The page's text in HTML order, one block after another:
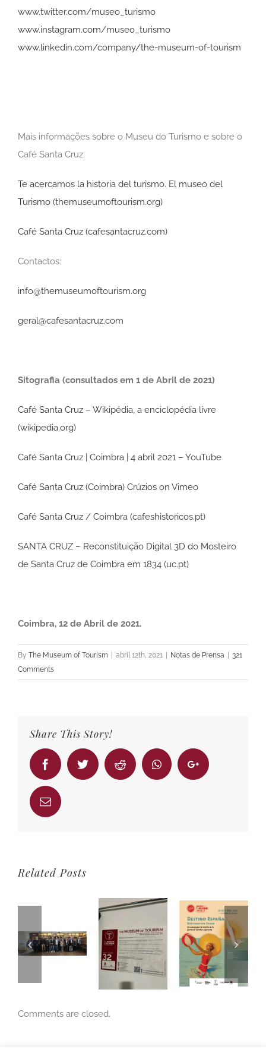
www.twitter.com/museo_turismo
www.instagram.com/museo_turismo
www.linkedin.com/company/the-museum-of-tourism
Mais informações sobre o Museu do Turismo e sobre o
Café Santa Cruz:
Te acercamos la historia del turismo. El museo del
Turismo (themuseumoftourism.org)
Café Santa Cruz (cafesantacruz.com)
Contactos:
info@themuseumoftourism.org
geral@cafesantacruz.com
Sitografia (consultados em 1 de Abril de 2021)
Café Santa Cruz – Wikipédia, a enciclopédia livre
(wikipedia.org)
Café Santa Cruz | Coimbra | 4 abril 2021 – YouTube
Café Santa Cruz (Coimbra) Crúzios on Vimeo
Café Santa Cruz / Coimbra (cafeshistoricos.pt)
SANTA CRUZ – Reconstituição Digital 3D do Mosteiro
de Santa Cruz de Coimbra em 1834 (uc.pt)
Coimbra, 12 de Abril de 2021.
By The Museum of Tourism | abril 12th, 2021 | Notas de Prensa | 321
Comments
Share This Story!
FacebookTwitter Reddit WhatsappGoogle+
Email
Related Posts
Comments are closed.